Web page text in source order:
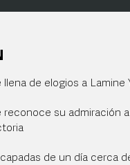
de elogios a Lamine
reconoce su admiración
de un día cerca